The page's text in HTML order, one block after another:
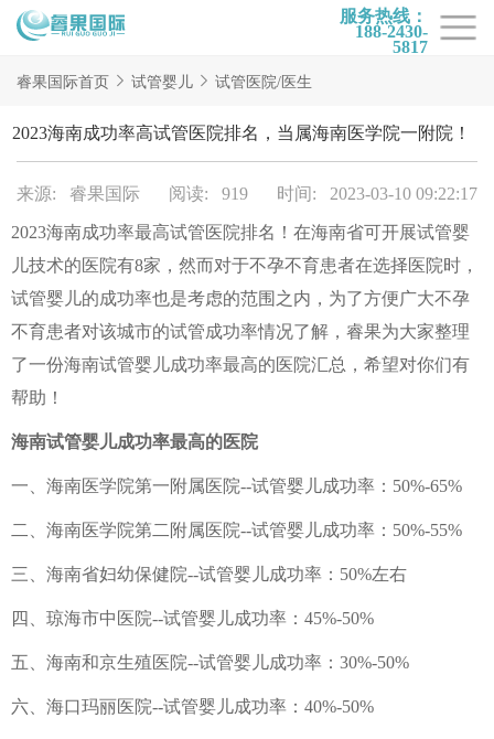
服务热线：
188-2430-
5817
首页
试管项目
试管百科
试管医院
睿果国际
睿果国际首页 试管婴儿 试管医院/医生
2023海南成功率高试管医院排名，当属海南医学院一附院！
来源: 睿果国际 阅读: 919 时间: 2023-03-10 09:22:17
2023海南成功率最高试管医院排名！在海南省可开展试管婴
儿技术的医院有8家，然而对于不孕不育患者在选择医院时，
试管婴儿的成功率也是考虑的范围之内，为了方便广大不孕
不育患者对该城市的试管成功率情况了解，睿果为大家整理
了一份海南试管婴儿成功率最高的医院汇总，希望对你们有
帮助！
海南试管婴儿成功率最高的医院
一、海南医学院第一附属医院--试管婴儿成功率：50%-65%
二、海南医学院第二附属医院--试管婴儿成功率：50%-55%
三、海南省妇幼保健院--试管婴儿成功率：50%左右
四、琼海市中医院--试管婴儿成功率：45%-50%
五、海南和京生殖医院--试管婴儿成功率：30%-50%
六、海口玛丽医院--试管婴儿成功率：40%-50%